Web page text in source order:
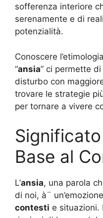
sofferenza interiore
serenamente e di
potenzialità.
Conoscere
“ansia” ci permette
disturbo con
trovare le strategie
per tornare a vivere
Base al
L’ansia, una parola
di noi, à¨
contesti e situazioni.